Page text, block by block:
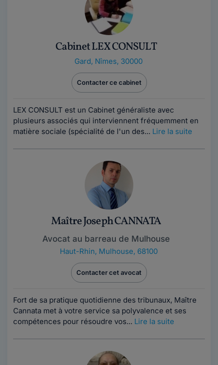
Cabinet LEX CONSULT
Gard, Nîmes, 30000
Contacter ce cabinet
LEX CONSULT est un Cabinet généraliste avec
plusieurs associés qui interviennent fréquemment en
matière sociale (spécialité de l'un des... Lire la suite
Maître Joseph CANNATA
Avocat au barreau de Mulhouse
Haut-Rhin, Mulhouse, 68100
Contacter cet avocat
Fort de sa pratique quotidienne des tribunaux, Maître
Cannata met à votre service sa polyvalence et ses
compétences pour résoudre vos... Lire la suite